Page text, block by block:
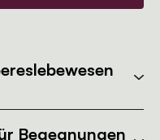
Begegnungen